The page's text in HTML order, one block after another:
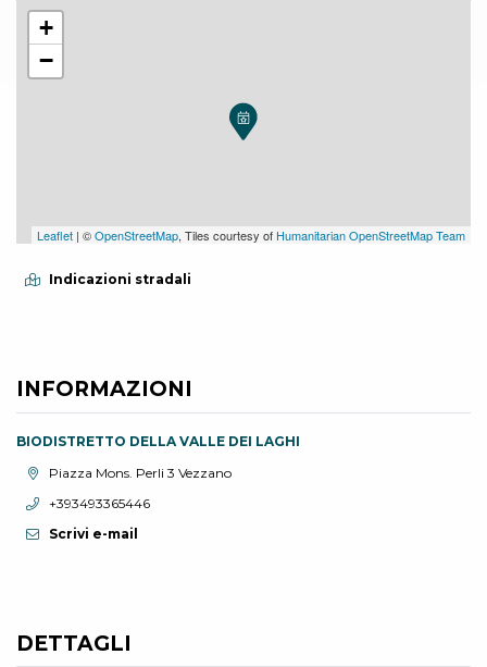
DETTAGLI
+
−
Leaflet | ©OpenStreetMap, Tiles courtesy of Humanitarian OpenStreetMap Team
Indicazioni stradali
INFORMAZIONI
BIODISTRETTO DELLA VALLE DEI LAGHI
Località:Piazza Mons. Perli 3 Vezzano
Telefono:
+393493365446
Scrivi e-mail